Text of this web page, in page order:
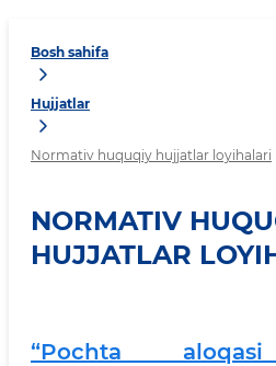
Bosh sahifa
Hujjatlar
Normativ huquqiy hujjatlar loyihalari
NORMATIV
HUJJATLAR
“Pochta